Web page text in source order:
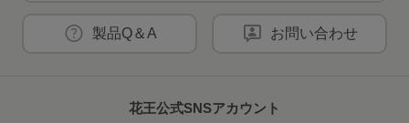
製品Q＆A お問い合わせ
花王公式SNSアカウント